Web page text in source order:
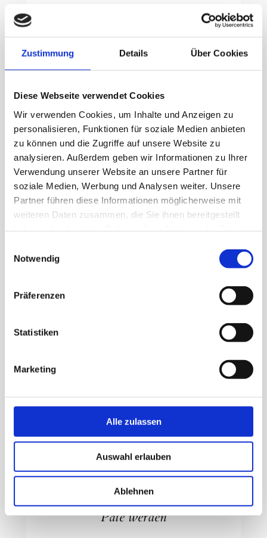
Zustimmung Details Über Cookies
Diese Webseite verwendet Cookies
Wir verwenden Cookies, um Inhalte und Anzeigen zu
personalisieren, Funktionen für soziale Medien anbieten
zu können und die Zugriffe auf unsere Website zu
analysieren. Außerdem geben wir Informationen zu Ihrer
Verwendung unserer Website an unsere Partner für
soziale Medien, Werbung und Analysen weiter. Unsere
Partner führen diese Informationen möglicherweise mit
weiteren Daten zusammen, die Sie ihnen bereitgestellt
Notwendig
Präferenzen
Statistiken
Marketing
Alle zulassen
Auswahl erlauben
Ablehnen
Damit Ihre Spende sicher bei uns ankommt,
geben Sie bitte als Empfänger
„Gnadenhof – Lebenswürde für Tiere e.V.“
Vielen Dank für Ihre Unterstützung!
SozialBank
BIC BFSWDE33STG
Kreissparkasse Ravensburg
IBAN DE43 6505 0110 0000 1372 41
BIC SOLADES1RVB
Volksbank Allgäu-Oberschwaben
Spenden über Paypal Gebühren. Da wir
Die Freunde-Option beim Geld versenden
spart diese Kosten, daher freuen wir uns,
Patewerden